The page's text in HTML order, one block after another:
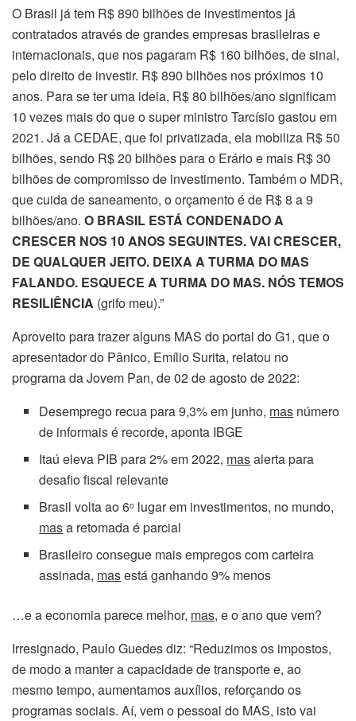
O Brasil já tem R$ 890 bilhões de investimentos já
contratados através de grandes empresas brasileiras e
internacionais, que nos pagaram R$ 160 bilhões, de sinal,
pelo direito de investir. R$ 890 bilhões nos próximos 10
anos. Para se ter uma ideia, R$ 80 bilhões/ano significam
10 vezes mais do que o super ministro Tarcísio gastou em
2021. Já a CEDAE, que foi privatizada, ela mobiliza R$ 50
bilhões, sendo R$ 20 bilhões para o Erário e mais R$ 30
bilhões de compromisso de investimento. Também o MDR,
que cuida de saneamento, o orçamento é de R$ 8 a 9
bilhões/ano. O BRASIL ESTÁ CONDENADO A
CRESCER NOS 10 ANOS SEGUINTES. VAI CRESCER,
DE QUALQUER JEITO. DEIXA A TURMA DO MAS
FALANDO. ESQUECE A TURMA DO MAS. NÓS TEMOS
RESILIÊNCIA (grifo meu).”
Aproveito para trazer alguns MAS do portal do G1, que o
apresentador do Pânico, Emílio Surita, relatou no
programa da Jovem Pan, de 02 de agosto de 2022:
Desemprego recua para 9,3% em junho, mas número
de informais é recorde, aponta IBGE
Itaú eleva PIB para 2% em 2022, masalerta para
desafio fiscal relevante
Brasil volta ao 6o lugar em investimentos, no mundo,
masa retomada é parcial
Brasileiro consegue mais empregos com carteira
assinada, masestá ganhando 9% menos
…e a economia parece melhor, mas, e o ano que vem?
Irresignado, Paulo Guedes diz: “Reduzimos os impostos,
de modo a manter a capacidade de transporte e, ao
mesmo tempo, aumentamos auxílios, reforçando os
programas sociais. Aí, vem o pessoal do MAS, isto vai